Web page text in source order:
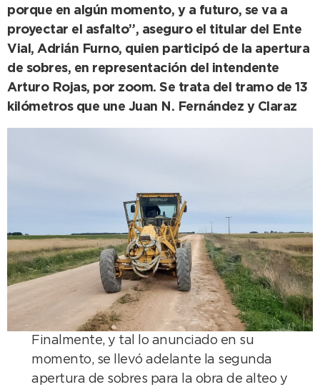
porque en algún momento, y a futuro, se va a
proyectar el asfalto”, aseguro el titular del Ente
Vial, Adrián Furno, quien participó de la apertura
de sobres, en representación del intendente
Arturo Rojas, por zoom. Se trata del tramo de 13
kilómetros que une Juan N. Fernández y Claraz
Finalmente, y tal lo anunciado en su
momento, se llevó adelante la segunda
apertura de sobres para la obra de alteo y